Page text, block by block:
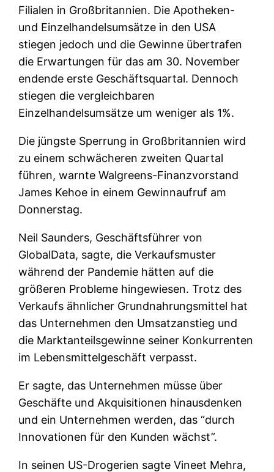
Filialen in Großbritannien. Die Apotheken-
und Einzelhandelsumsätze in den USA
stiegen jedoch und die Gewinne übertrafen
die Erwartungen für das am 30. November
endende erste Geschäftsquartal. Dennoch
stiegen die vergleichbaren
Einzelhandelsumsätze um weniger als 1%.
Die jüngste Sperrung in Großbritannien wird
zu einem schwächeren zweiten Quartal
führen, warnte Walgreens-Finanzvorstand
James Kehoe in einem Gewinnaufruf am
Donnerstag.
Neil Saunders, Geschäftsführer von
GlobalData, sagte, die Verkaufsmuster
während der Pandemie hätten auf die
größeren Probleme hingewiesen. Trotz des
Verkaufs ähnlicher Grundnahrungsmittel hat
das Unternehmen den Umsatzanstieg und
die Marktanteilsgewinne seiner Konkurrenten
im Lebensmittelgeschäft verpasst.
Er sagte, das Unternehmen müsse über
Geschäfte und Akquisitionen hinausdenken
und ein Unternehmen werden, das “durch
Innovationen für den Kunden wächst”.
In seinen US-Drogerien sagte Vineet Mehra,